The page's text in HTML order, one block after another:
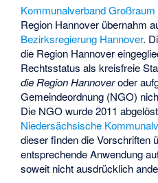
Kommunalverband
Region Hannover übernahm
Bezirksregierung Hannover.
die Region Hannover
Rechtsstatus als kreisfreie
die Region Hannoveroder
Gemeindeordnung (NGO)
Die NGO wurde 2011
Niedersächsische
dieser finden die Vorschriften
entsprechende Anwendung
soweit nicht ausdrücklich